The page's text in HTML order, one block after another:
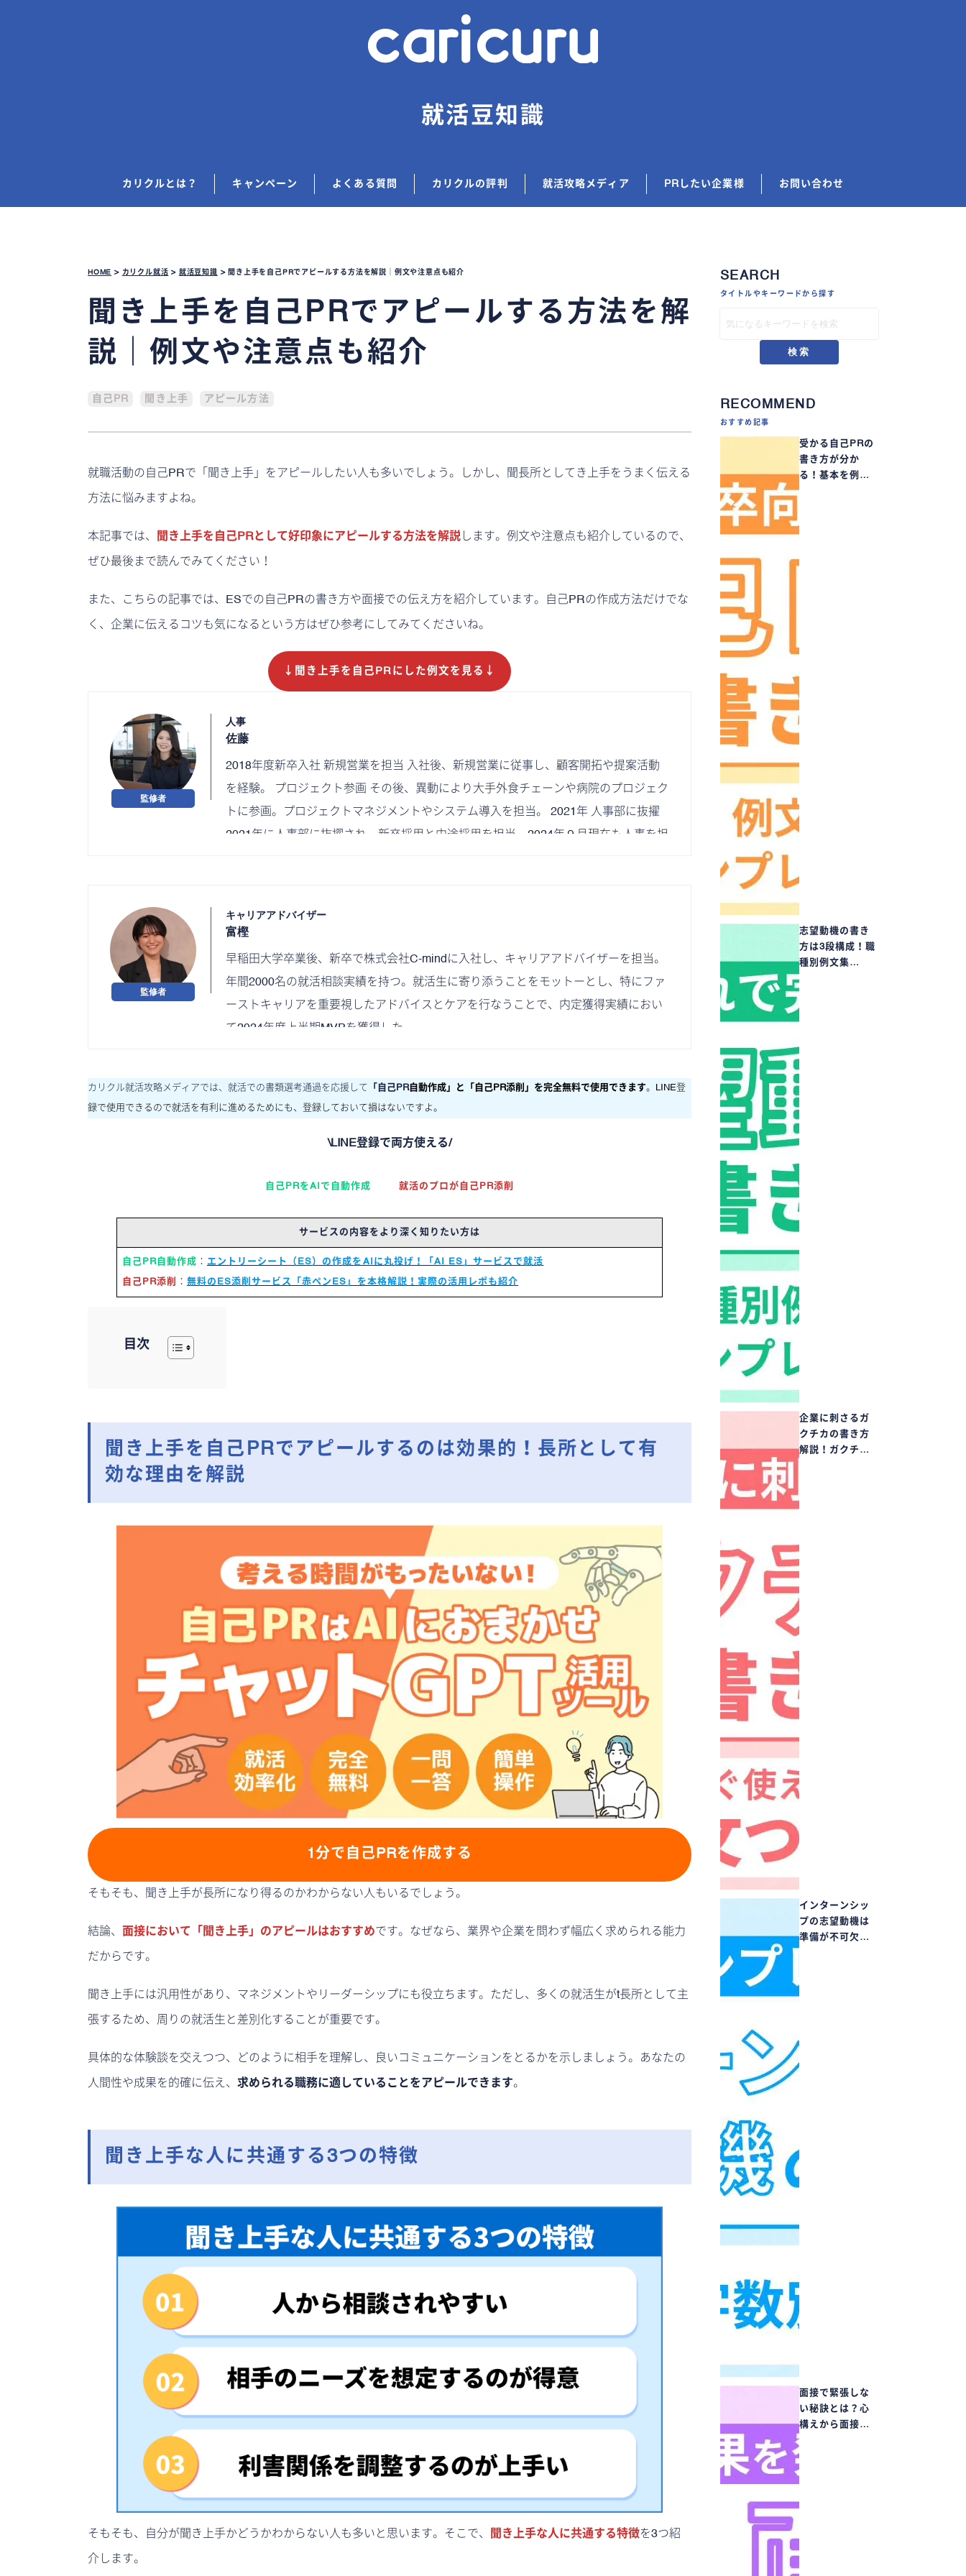
就活豆知識
カリクルとは？ キャンペーン よくある質問 カリクルの評判 就活攻略メディア PRしたい企業様 お問い合わせ
HOME > カリクル就活 > 就活豆知識 > 聞き上手を自己PRでアピールする方法を解説｜例文や注意点も紹介
聞き上手を自己PRでアピールする方法を解
説｜例文や注意点も紹介
自己PR 聞き上手 アピール方法
就職活動の自己PRで「聞き上手」をアピールしたい人も多いでしょう。しかし、聞長所としてき上手をうまく伝える
方法に悩みますよね。
本記事では、 聞き上手を自己PRとして好印象にアピールする方法を解説 します。例文や注意点も紹介しているので、
ぜひ最後まで読んでみてください！
また、こちらの記事では、ESでの自己PRの書き方や面接での伝え方を紹介しています。自己PRの作成方法だけでな
く、企業に伝えるコツも気になるという方はぜひ参考にしてみてくださいね。
↓聞き上手を自己PRにした例文を見る↓
人事
佐藤
2018年度新卒入社 新規営業を担当 入社後、新規営業に従事し、顧客開拓や提案活動
を経験。 プロジェクト参画 その後、異動により大手外食チェーンや病院のプロジェク
トに参画。プロジェクトマネジメントやシステム導入を担当。 2021年 人事部に抜擢
2021年に人事部に抜擢され、新卒採用と中途採用を担当。2024年９月現在も人事を担
キャリアアドバイザー
富樫
早稲田大学卒業後、新卒で株式会社C-mindに入社し、キャリアアドバイザーを担当。
年間2000名の就活相談実績を持つ。就活生に寄り添うことをモットーとし、特にファ
ーストキャリアを重要視したアドバイスとケアを行なうことで、内定獲得実績におい
て2024年度上半期MVPを獲得した。
カリクル就活攻略メディアでは、就活での書類選考通過を応援して 「自己PR自動作成」と「自己PR添削」を完全無料で使用できます。LINE登
録で使用できるので就活を有利に進めるためにも、登録しておいて損はないですよ。
\LINE登録で両方使える/
自己PRをAIで自動作成 就活のプロが自己PR添削
サービスの内容をより深く知りたい方は
自己PR自動作成 ： エントリーシート（ES）の作成をAIに丸投げ！「AI ES」サービスで就活
自己PR添削 ： 無料のES添削サービス「赤ペンES」を本格解説！実際の活用レポも紹介
目次
聞き上手を自己PRでアピールするのは効果的！長所として有
効な理由を解説
1分で自己PRを作成する
そもそも、聞き上手が長所になり得るのかわからない人もいるでしょう。
結論、 面接において「聞き上手」のアピールはおすすめです。なぜなら、業界や企業を問わず幅広く求められる能力
だからです。
聞き上手には汎用性があり、マネジメントやリーダーシップにも役立ちます。ただし、多くの就活生がt長所として主
張するため、周りの就活生と差別化することが重要です。
具体的な体験談を交えつつ、どのように相手を理解し、良いコミュニケーションをとるかを示しましょう。あなたの
人間性や成果を的確に伝え、 求められる職務に適していることをアピールできます。
聞き上手な人に共通する3つの特徴
そもそも、自分が聞き上手かどうかわからない人も多いと思います。そこで、 聞き上手な人に共通する特徴を3つ紹
介します。
SEARCH
タイトルやキーワードから探す
検索
RECOMMEND
おすすめ記事
受かる自己PRの
書き方が分か
る！基本を例…
志望動機の書き
方は3段構成！職
種別例文集…
企業に刺さるガ
クチカの書き方
解説！ガクチ…
インターンシッ
プの志望動機は
準備が不可欠…
面接で緊張しな
い秘訣とは？心
構えから面接…